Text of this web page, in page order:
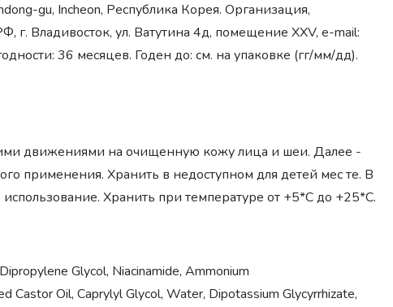
gu, Incheon, Республика Корея. Организация,
Владивосток, ул. Ватутина 4д, помещение XXV, e-mail:
36 месяцев. Годен до: см. на упаковке (гг/мм/дд).
движениями на очищенную кожу лица и шеи. Далее -
применения. Хранить в недоступном для детей мес те. В
Хранить при температуре от +5*С до +25*С.
Glycol, Niacinamide, Ammonium
Oil, Caprylyl Glycol, Water, Dipotassium Glycyrrhizate,